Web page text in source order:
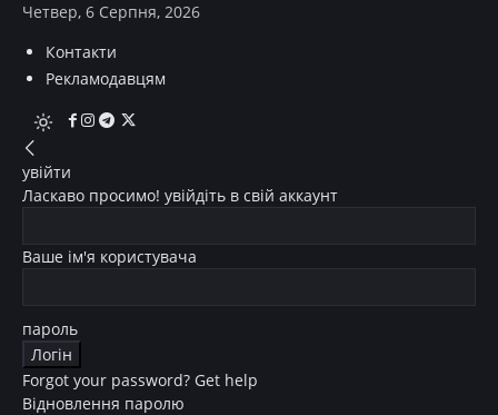
Четвер, 6 Серпня, 2026
Контакти
Рекламодавцям
увійти
Ласкаво просимо! увійдіть в свій аккаунт
Ваше ім'я користувача
пароль
Forgot your password? Get help
Відновлення паролю